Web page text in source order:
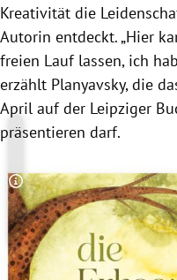
Kreativität die
Autorin entdeckt. „Hier
freien Lauf lassen, ich
erzählt Planyavsky, die
April auf der Leipziger
präsentieren darf.
Copyright-Hinweis